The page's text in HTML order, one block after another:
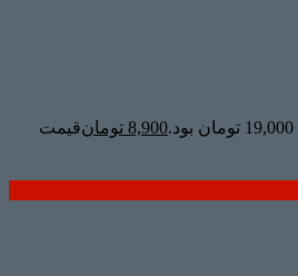
8,900 تومانقیمت